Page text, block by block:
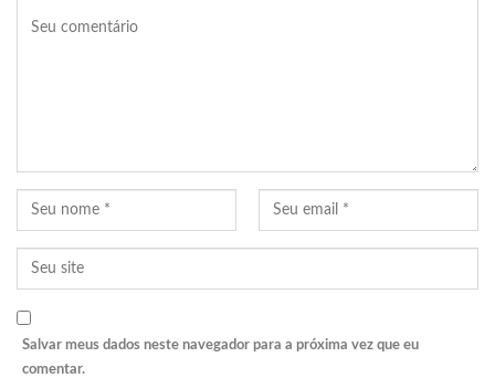
Salvar meus dados neste navegador para a próxima vez que eu
comentar.